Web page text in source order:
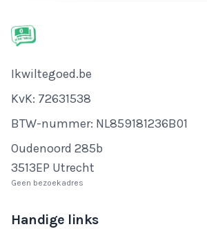
Bedrijfsnaam
Ikwiltegoed.be
KvK-nummer
KvK: 72631538
Btw-nummer
BTW-nummer: NL859181236B01
Adres
Oudenoord 285b
3513EP Utrecht
Geen bezoekadres
Handige links